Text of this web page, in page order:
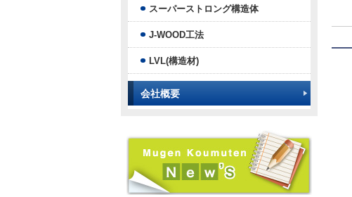
スーパーストロング構造体
J-WOOD工法
LVL(構造材)
会社概要